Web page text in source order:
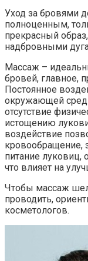
Уход за бровями
полноценным,
прекрасный
надбровными
Массаж –
бровей, главное,
Постоянное
окружающей
отсутствие
истощению
воздействие
кровообращение,
питание луковиц,
что влияет на
Чтобы массаж шел
проводить,
косметологов.